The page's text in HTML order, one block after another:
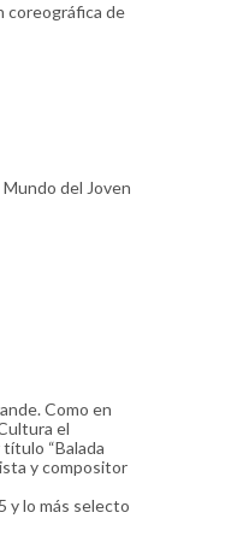
coreográfica de
del Joven
Como en
el
“Balada
y compositor
y lo más selecto